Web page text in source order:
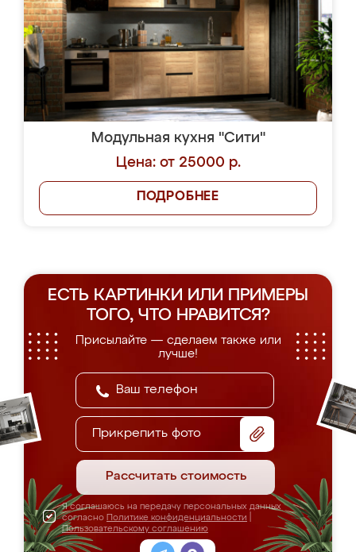
Модульная кухня "Сити"
Цена: от 25000 р.
ПОДРОБНЕЕ
ЕСТЬ КАРТИНКИ ИЛИ ПРИМЕРЫ
ТОГО, ЧТО НРАВИТСЯ?
Присылайте — сделаем также или
лучше!
Прикрепить фото
Рассчитать стоимость
Я соглашаюсь на передачу персональных данных
согласно Политике конфиденциальности
Пользовательскому соглашению